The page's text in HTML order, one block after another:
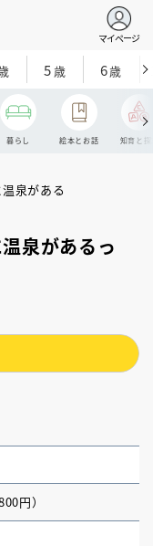
マイページ
5歳 6歳
暮らし 絵本とお話 知育と探
泉があるっ
円）